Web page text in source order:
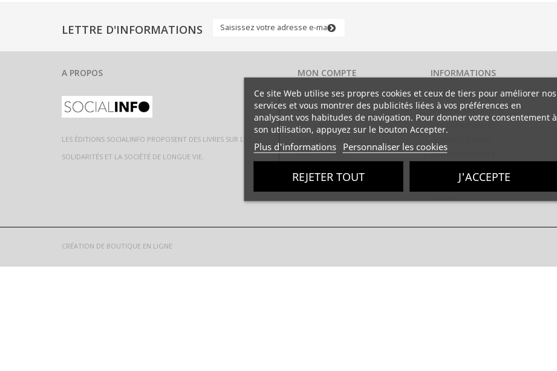
LETTRE D'INFORMATIONS
A PROPOS
LES ÉDITIONS SOCIALINFO PROPOSENT DES LIVRES SUR LES
SOLIDARITÉS ET LA SOCIÉTÉ DE LONGUE VIE.
MON COMPTE
MES COMMANDES
MES AVOIRS
MES ADRESSES
PERSONNELLES
INFORMATIONS
PROMOTIONS
NOUVEAUX PRODUITS
MEILLEURES VENTES
MENTIONS LÉGALES
POLITIQUE DE CONFIDENTIALITÉ
Ce site Web utilise ses propres cookies et ceux de tiers pour améliorer nos
services et vous montrer des publicités liées à vos préférences en
analysant vos habitudes de navigation. Pour donner votre consentement à
son utilisation, appuyez sur le bouton Accepter.
Plus d'informations Personnaliser les cookies
REJETER TOUT J'ACCEPTE
CRÉATION DE BOUTIQUE EN LIGNE